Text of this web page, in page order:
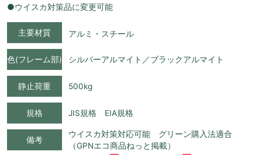
●ウイスカ対策品に変更可能
主要材質 アルミ・スチール
色(フレーム部) シルバーアルマイト／ブラックアルマイト
静止荷重 500kg
規格 JIS規格 EIA規格
備考
ウイスカ対策対応可能 グリーン購入法適合
（GPNエコ商品ねっと掲載）